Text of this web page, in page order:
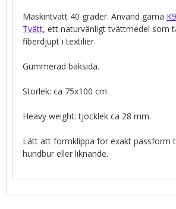
Maskintvätt 40 grader. Använd gärna
Tvätt, ett naturvänligt tvättmedel som
fiberdjupt i textilier.
Gummerad baksida.
Storlek: ca 75x100 cm
Heavy weight: tjocklek ca 28 mm.
Lätt att formklippa för exakt passform
hundbur eller liknande.